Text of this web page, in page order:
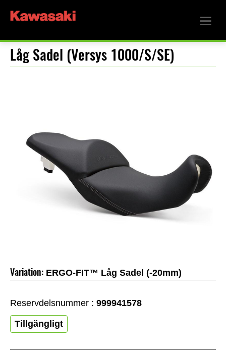
Låg Sadel (Versys 1000/S/SE)
Variation: ERGO-FIT™ Låg Sadel (-20mm)
Reservdelsnummer : 999941578
Tillgängligt